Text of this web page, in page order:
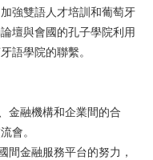
強雙語人才培訓和葡萄牙
壇與會國的孔子學院利用
語學院的聯繫。
金融機構和企業間的合
會。
間金融服務平台的努力，